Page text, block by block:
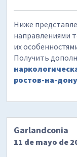
Ниже
направлениями
их
Получить
ростов-на-дону
Garlandconia
11 de mayo de